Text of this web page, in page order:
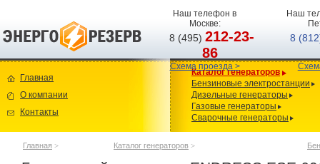
Наш телефон в
Москве:
8 (495)212-23-
86
Схема проезда >
Наш
8
Главная
О компании
Контакты
Каталог генераторов
Бензиновые электростанции
Дизельные генераторы
Газовые генераторы
Сварочные генераторы
Главная > Каталог генераторов >